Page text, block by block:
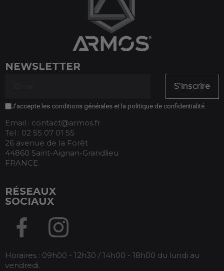
NEWSLETTER
S'inscrire
J'accepte les conditions générales et la politique de confidentialité.
Email : contact@armos.fr
Tel : 02 55 07 01 55
26 avenue de la Forêt
44860 Saint-Aignan-Grandlieu
FRANCE
RÉSEAUX
SOCIAUX
Horaires : 09h00 - 12h30 / 14h00 - 18h00 du lundi au
vendredi.